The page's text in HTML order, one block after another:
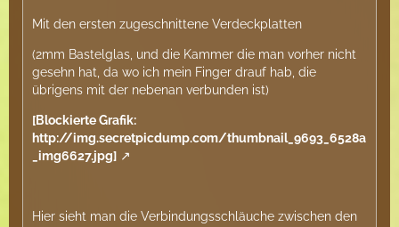
Mit den ersten zugeschnittene Verdeckplatten
(2mm Bastelglas, und die Kammer die man vorher nicht
gesehn hat, da wo ich mein Finger drauf hab, die
übrigens mit der nebenan verbunden ist)
[Blockierte Grafik:
http://img.secretpicdump.com/thumbnail_9693_6528a
_img6627.jpg]
Hier sieht man die Verbindungsschläuche zwischen den